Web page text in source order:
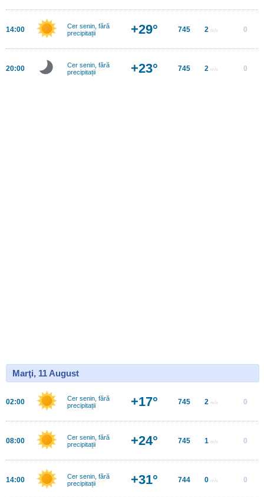
14:00
Cer senin, fără
precipitații
+29° 745 2 m/s 0
20:00
Cer senin, fără
precipitații
+23° 745 2 m/s 0
Marţi, 11 August
02:00
Cer senin, fără
precipitații
+17° 745 2 m/s 0
08:00
Cer senin, fără
precipitații
+24° 745 1 m/s 0
14:00
Cer senin, fără
precipitații
+31° 744 0 m/s 0